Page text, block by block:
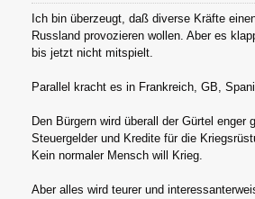
Ich bin überzeugt, daß diverse Kräfte
Russland provozieren wollen. Aber es
bis jetzt nicht mitspielt.
Parallel kracht es in Frankreich, GB,
Den Bürgern wird überall der Gürtel enger
Steuergelder und Kredite für die
Kein normaler Mensch will Krieg.
Aber alles wird teurer und